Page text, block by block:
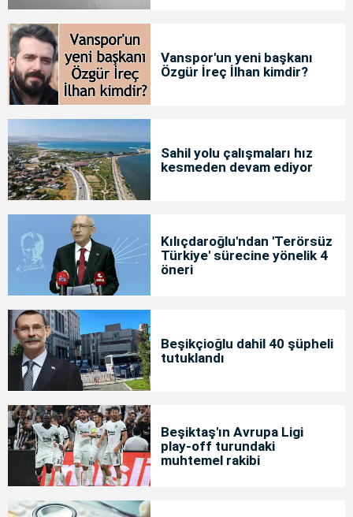
Vanspor'un yeni başkanı
Özgür İreç İlhan kimdir?
Sahil yolu çalışmaları hız
kesmeden devam ediyor
Kılıçdaroğlu'ndan 'Terörsüz
Türkiye' sürecine yönelik 4
öneri
Beşikçioğlu dahil 40 şüpheli
tutuklandı
Beşiktaş'ın Avrupa Ligi
play-off turundaki
muhtemel rakibi